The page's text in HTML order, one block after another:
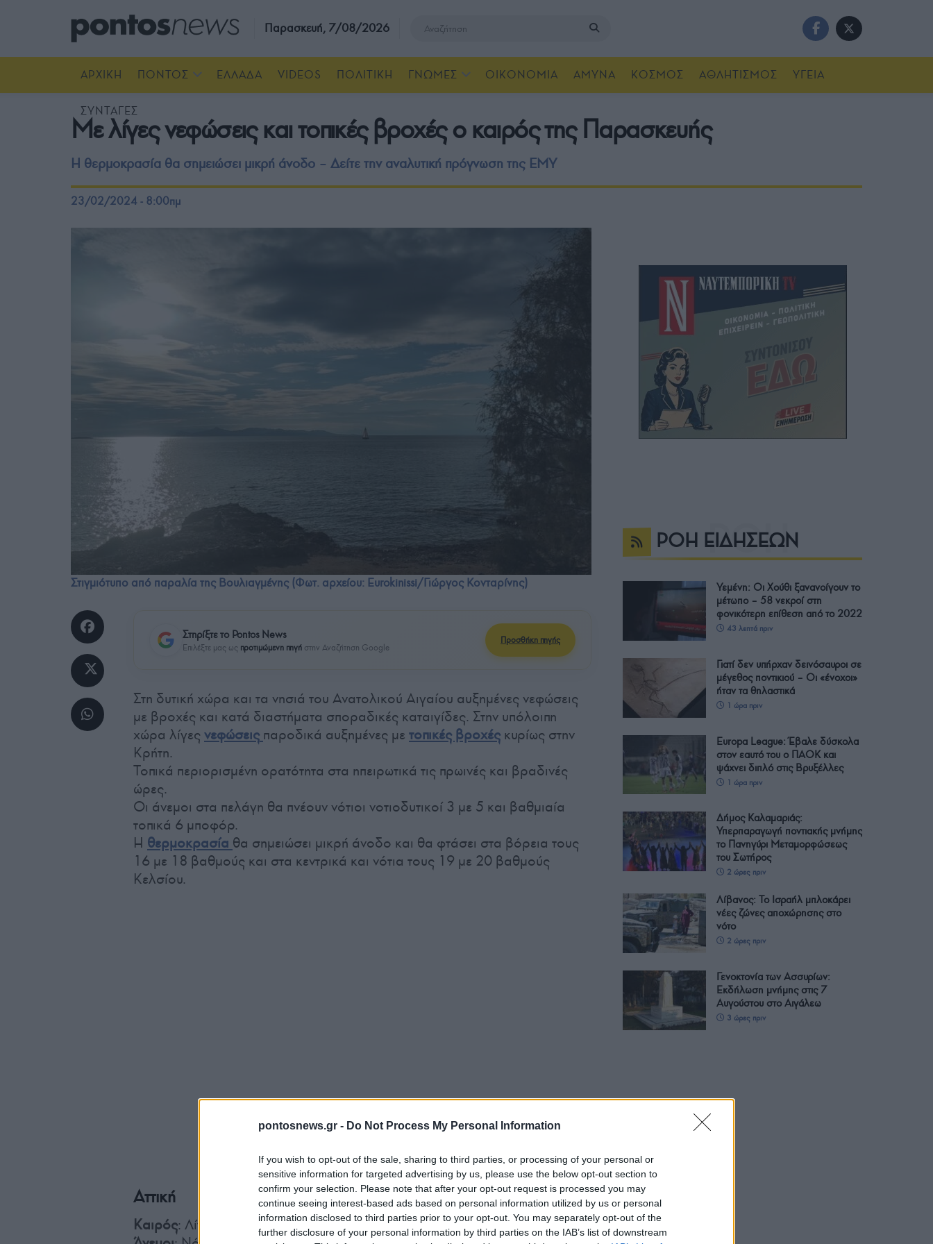
pontosnews.gr - Do Not Process My Personal Information
If you wish to opt-out of the sale, sharing to third parties, or processing of your personal or
sensitive information for targeted advertising by us, please use the below opt-out section to
confirm your selection. Please note that after your opt-out request is processed you may
continue seeing interest-based ads based on personal information utilized by us or personal
information disclosed to third parties prior to your opt-out. You may separately opt-out of the
further disclosure of your personal information by third parties on the IAB’s list of downstream
Παρασκευή, 7/08/2026
ΑΡΧΙΚΗ ΠΟΝΤΟΣ ΕΛΛΑΔΑ VIDEOS ΠΟΛΙΤΙΚΗ ΓΝΩΜΕΣ ΟΙΚΟΝΟΜΙΑ ΑΜΥΝΑ ΚΟΣΜΟΣ ΑΘΛΗΤΙΣΜΟΣ ΥΓΕΙΑ
ΣΥΝΤΑΓΕΣ
Με λίγες νεφώσεις και τοπικές βροχές ο καιρός της Παρασκευής
Η θερμοκρασία θα σημειώσει μικρή άνοδο – Δείτε την αναλυτική πρόγνωση της ΕΜΥ
23/02/2024 - 8:00πμ
Στιγμιότυπο από παραλία της Βουλιαγμένης (Φωτ. αρχείου: Eurokinissi/Γιώργος Κονταρίνης)
Στηρίξτε το Pontos News
Επιλέξτε μας ως προτιμώμενη πηγή στην Αναζήτηση Google
Προσθήκη πηγής
Στη δυτική χώρα και τα νησιά του Ανατολικού Αιγαίου αυξημένες νεφώσεις
με βροχές και κατά διαστήματα σποραδικές καταιγίδες. Στην υπόλοιπη
χώρα λίγες νεφώσεις παροδικά αυξημένες με τοπικές βροχές κυρίως στην
Κρήτη.
Τοπικά περιορισμένη ορατότητα στα ηπειρωτικά τις πρωινές και βραδινές
ώρες.
Οι άνεμοι στα πελάγη θα πνέουν νότιοι νοτιοδυτικοί 3 με 5 και βαθμιαία
τοπικά 6 μποφόρ.
Η θερμοκρασία θα σημειώσει μικρή άνοδο και θα φτάσει στα βόρεια τους
16 με 18 βαθμούς και στα κεντρικά και νότια τους 19 με 20 βαθμούς
Κελσίου.
Αττική
Καιρός: Λίγες νεφώσεις κατά διαστήματα αυξημένες.
ΡΟΗ ΕΙΔΗΣΕΩΝ
Υεμένη: Οι Χούθι ξανανοίγουν το
μέτωπο – 58 νεκροί στη
φονικότερη επίθεση από το 2022
43 λεπτά πριν
Γιατί δεν υπήρχαν δεινόσαυροι σε
μέγεθος ποντικιού – Οι «ένοχοι»
ήταν τα θηλαστικά
1 ώρα πριν
Europa League: Έβαλε δύσκολα
στον εαυτό του ο ΠΑΟΚ και
ψάχνει διπλό στις Βρυξέλλες
1 ώρα πριν
Δήμος Καλαμαριάς:
Υπερπαραγωγή ποντιακής μνήμης
το Πανηγύρι Μεταμορφώσεως
του Σωτήρος
2 ώρες πριν
Λίβανος: Το Ισραήλ μπλοκάρει
νέες ζώνες αποχώρησης στο
νότο
2 ώρες πριν
Γενοκτονία των Ασσυρίων:
Εκδήλωση μνήμης στις 7
Αυγούστου στο Αιγάλεω
3 ώρες πριν